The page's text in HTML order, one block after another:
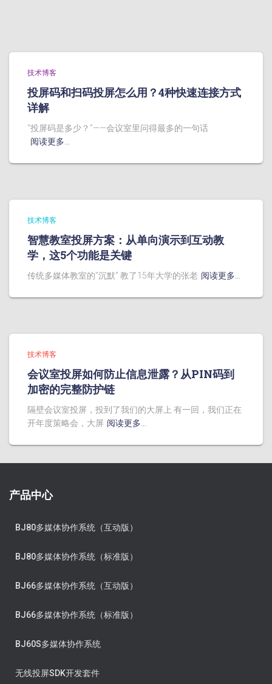
技术博客
投屏码和扫码投屏怎么用？4种快速连接方式
详解
“投屏码是多少？”——会议室里问得最多的一句话
阅读更多…
技术博客
智慧教室投屏方案：从单向演示到互动教
学，这5个功能是关键
传统多媒体教室的”沉默” 教了15年大学的张老 阅读更多…
技术博客
会议室投屏如何防止信息泄露？从PIN码到
加密的完整防护链
隔壁会议室投屏，投到了我们的大屏上 有一回，我们正在
开年度策略会，大屏 阅读更多…
产品中心
BJ80多媒体协作系统（互动版）
BJ80多媒体协作系统（标准版）
BJ66多媒体协作系统（互动版）
BJ66多媒体协作系统（标准版）
BJ60S多媒体协作系统
无线投屏SDK开发套件